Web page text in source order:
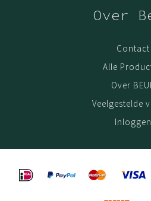
Over
Contact
Alle
Over
Veelgestelde
Inloggen